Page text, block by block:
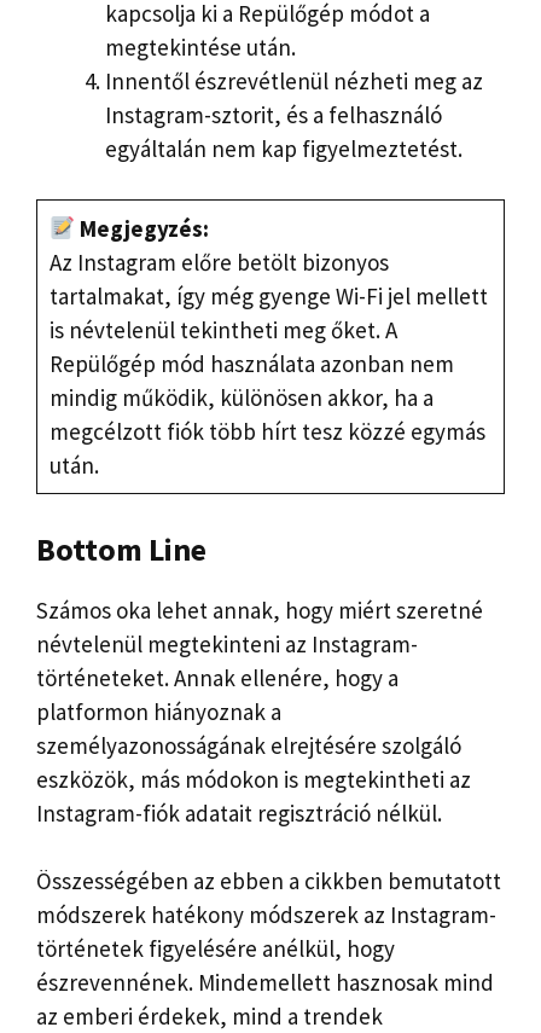
kapcsolja ki a Repülőgép módot a
megtekintése után.
Innentől észrevétlenül nézheti meg az
Instagram-sztorit, és a felhasználó
egyáltalán nem kap figyelmeztetést.
Megjegyzés:
Az Instagram előre betölt bizonyos
tartalmakat, így még gyenge Wi-Fi jel mellett
is névtelenül tekintheti meg őket. A
Repülőgép mód használata azonban nem
mindig működik, különösen akkor, ha a
megcélzott fiók több hírt tesz közzé egymás
után.
Bottom Line
Számos oka lehet annak, hogy miért szeretné
névtelenül megtekinteni az Instagram-
történeteket. Annak ellenére, hogy a
platformon hiányoznak a
személyazonosságának elrejtésére szolgáló
eszközök, más módokon is megtekintheti az
Instagram-fiók adatait regisztráció nélkül.
Összességében az ebben a cikkben bemutatott
módszerek hatékony módszerek az Instagram-
történetek figyelésére anélkül, hogy
észrevennének. Mindemellett hasznosak mind
az emberi érdekek, mind a trendek